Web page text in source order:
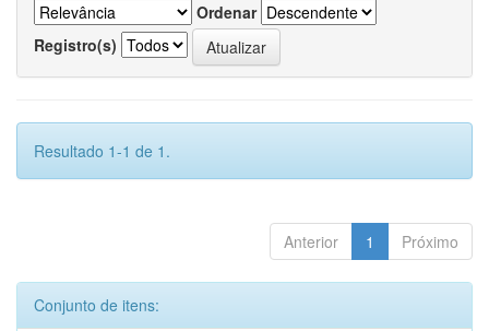
Ordenar
Registro(s)
Resultado 1-1 de 1.
Anterior 1 Próximo
Conjunto de itens: